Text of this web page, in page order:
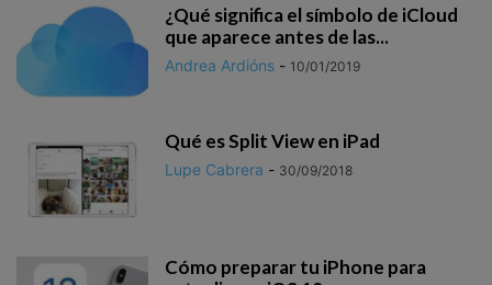
¿Qué significa el símbolo de iCloud
que aparece antes de las...
Andrea Ardións - 10/01/2019
Qué es Split View en iPad
Lupe Cabrera - 30/09/2018
Cómo preparar tu iPhone para